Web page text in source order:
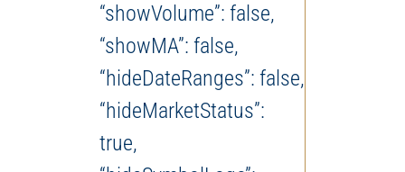
“showVolume”: false,
“showMA”: false,
“hideDateRanges”: false,
“hideMarketStatus”:
true,